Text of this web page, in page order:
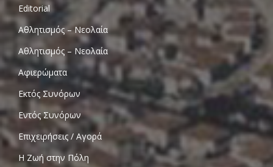
Editorial
Αθλητισμός – Νεολαία
Αθλητισμός – Νεολαία
Αφιερώματα
Εκτός Συνόρων
Εντός Συνόρων
Επιχειρήσεις / Αγορά
Η Ζωή στην Πόλη